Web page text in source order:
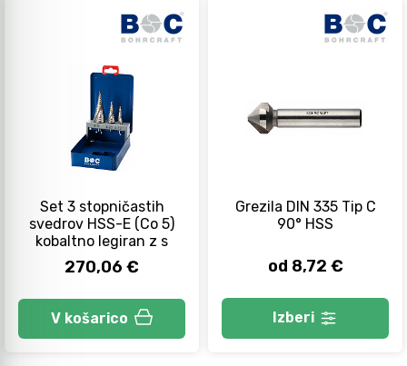
Set 3 stopničastih
svedrov HSS-E (Co 5)
kobaltno legiran z s
270,06 €
V košarico
Grezila DIN 335 Tip C
90° HSS
od 8,72 €
Izberi